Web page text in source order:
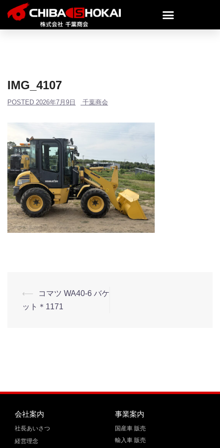
IMG_4107
POSTED 2026年7月9日 千葉商会
⟵
コマツ WA40-6 バケ
ット＊1171
会社案内
社長あいさつ
経営理念
事業案内
国産車 販売
輸入車 販売